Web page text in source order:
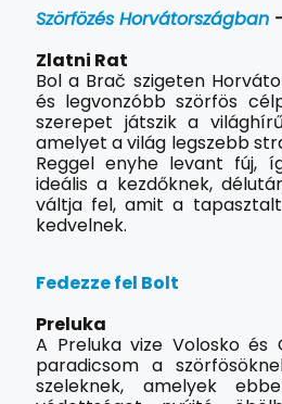
Szörfözés Horvátországban
Zlatni Rat
Bol a Brač szigeten
és legvonzóbb szörfös
szerepet játszik a
amelyet a világ legszebb
Reggel enyhe levant fúj,
ideális a kezdőknek,
váltja fel, amit a
kedvelnek.
Fedezze fel Bolt
Preluka
A Preluka vize Volosko és
paradicsom a
szeleknek, amelyek